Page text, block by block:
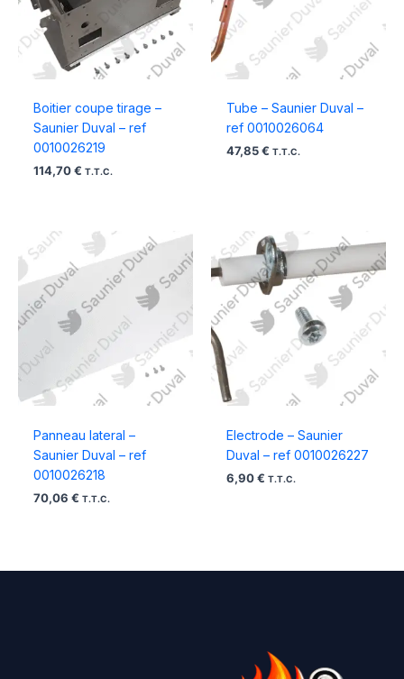
Boitier coupe tirage –
Saunier Duval – ref
0010026219
114,70 € T.T.C.
Tube – Saunier Duval –
ref 0010026064
47,85 € T.T.C.
Panneau lateral –
Saunier Duval – ref
0010026218
70,06 € T.T.C.
Electrode – Saunier
Duval – ref 0010026227
6,90 € T.T.C.